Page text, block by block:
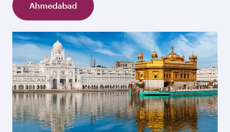
Ahmedabad